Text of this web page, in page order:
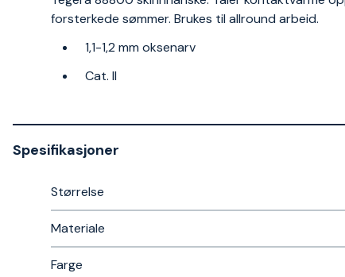
forsterkede sømmer. Brukes til allround arbeid.
1,1-1,2 mm oksenarv
Cat. II
Spesifikasjoner
Størrelse
Materiale
Farge